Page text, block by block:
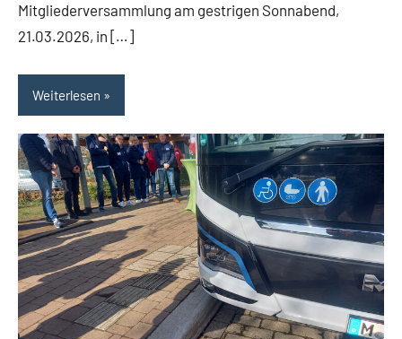
Mitgliederversammlung am gestrigen Sonnabend,
21.03.2026, in […]
Weiterlesen